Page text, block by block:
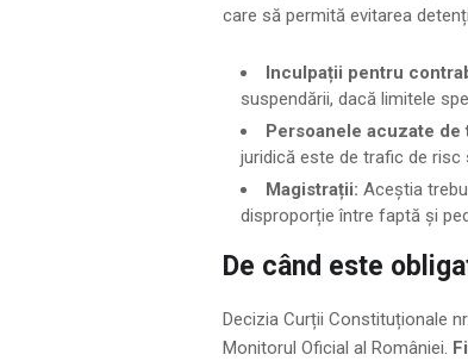
care să permită evitarea
Inculpații pentru
suspendării, dacă limitele
Persoanele acuzate
juridică este de trafic de risc
Magistrații: Aceștia
disproporție între faptă și
De când este
Decizia Curții Constituționale
Monitorul Oficial al României.